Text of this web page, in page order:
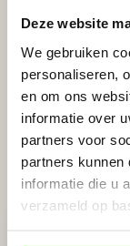
Deze website
We gebruiken
personaliseren,
en om ons
informatie over
partners voor
partners kunnen
informatie die u
verzameld op
Gerelateerde
NMC
NMC
Op
Recent